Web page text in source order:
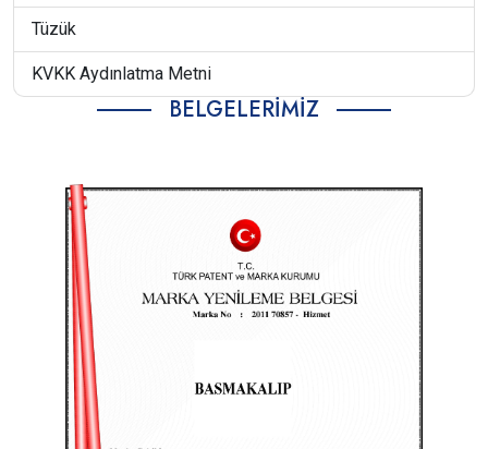
Tüzük
KVKK Aydınlatma Metni
BELGELERIMIZ